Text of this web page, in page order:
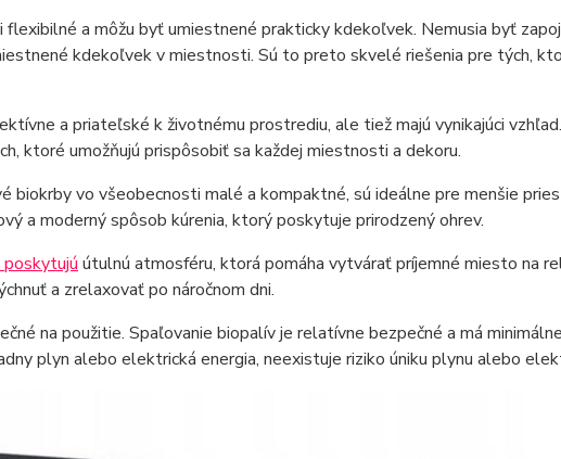
flexibilné a môžu byť umiestnené prakticky kdekoľvek. Nemusia byť
kdekoľvek v miestnosti. Sú to preto skvelé riešenia pre tých,
a priateľské k životnému prostrediu, ale tiež majú vynikajúci
ktoré umožňujú prispôsobiť sa každej miestnosti a dekoru.
biokrby vo všeobecnosti malé a kompaktné, sú ideálne pre menšie
a moderný spôsob kúrenia, ktorý poskytuje prirodzený ohrev.
útulnú atmosféru, ktorá pomáha vytvárať príjemné miesto na
a zrelaxovať po náročnom dni.
na použitie. Spaľovanie biopalív je relatívne bezpečné a má
plyn alebo elektrická energia, neexistuje riziko úniku plynu alebo